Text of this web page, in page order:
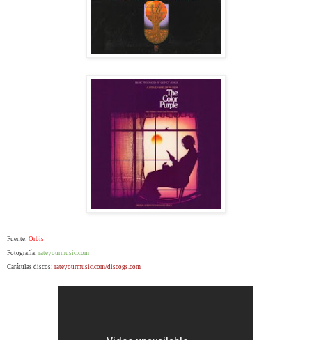
Fuente: Orbis
Fotografía: rateyourmusic.com
Carátulas discos: rateyourmusic.com/discogs.com